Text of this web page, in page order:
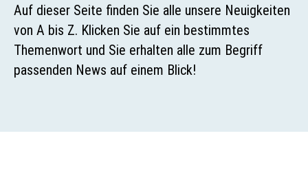
Auf dieser Seite finden Sie alle unsere Neuigkeiten
von A bis Z. Klicken Sie auf ein bestimmtes
Themenwort und Sie erhalten alle zum Begriff
passenden News auf einem Blick!